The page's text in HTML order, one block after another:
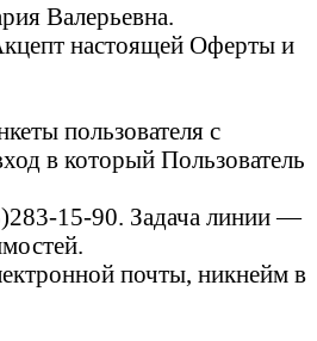
Валерьевна.
настоящей Оферты и
пользователя с
в который Пользователь
15-90. Задача линии —
почты, никнейм в